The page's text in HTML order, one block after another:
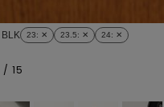
BLK 23: ✕ 23.5: ✕ 24: ✕
/15